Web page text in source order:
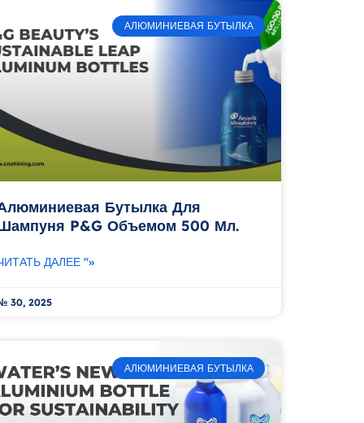
АЛЮМИНИЕВАЯ БУТЫЛКА
Бутылка Для
P&G Объемом 500 Мл.
ДАЛЕЕ "»
30, 2025
АЛЮМИНИЕВАЯ БУТЫЛКА